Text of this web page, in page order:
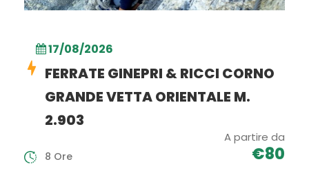
17/08/2026
FERRATE GINEPRI & RICCI CORNO
GRANDE VETTA ORIENTALE M.
2.903
A partire da
€80
8 Ore